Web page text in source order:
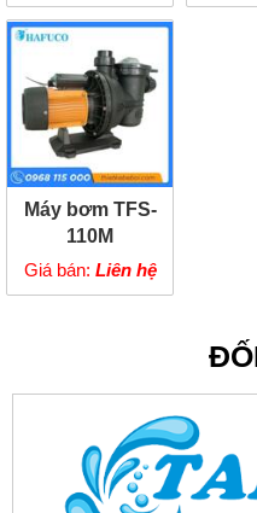
Máy bơm TFS-
110M
Giá bán: Liên hệ